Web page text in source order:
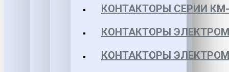
КОНТАКТОРЫ СЕРИИ КМ-
КОНТАКТОРЫ
КОНТАКТОРЫ